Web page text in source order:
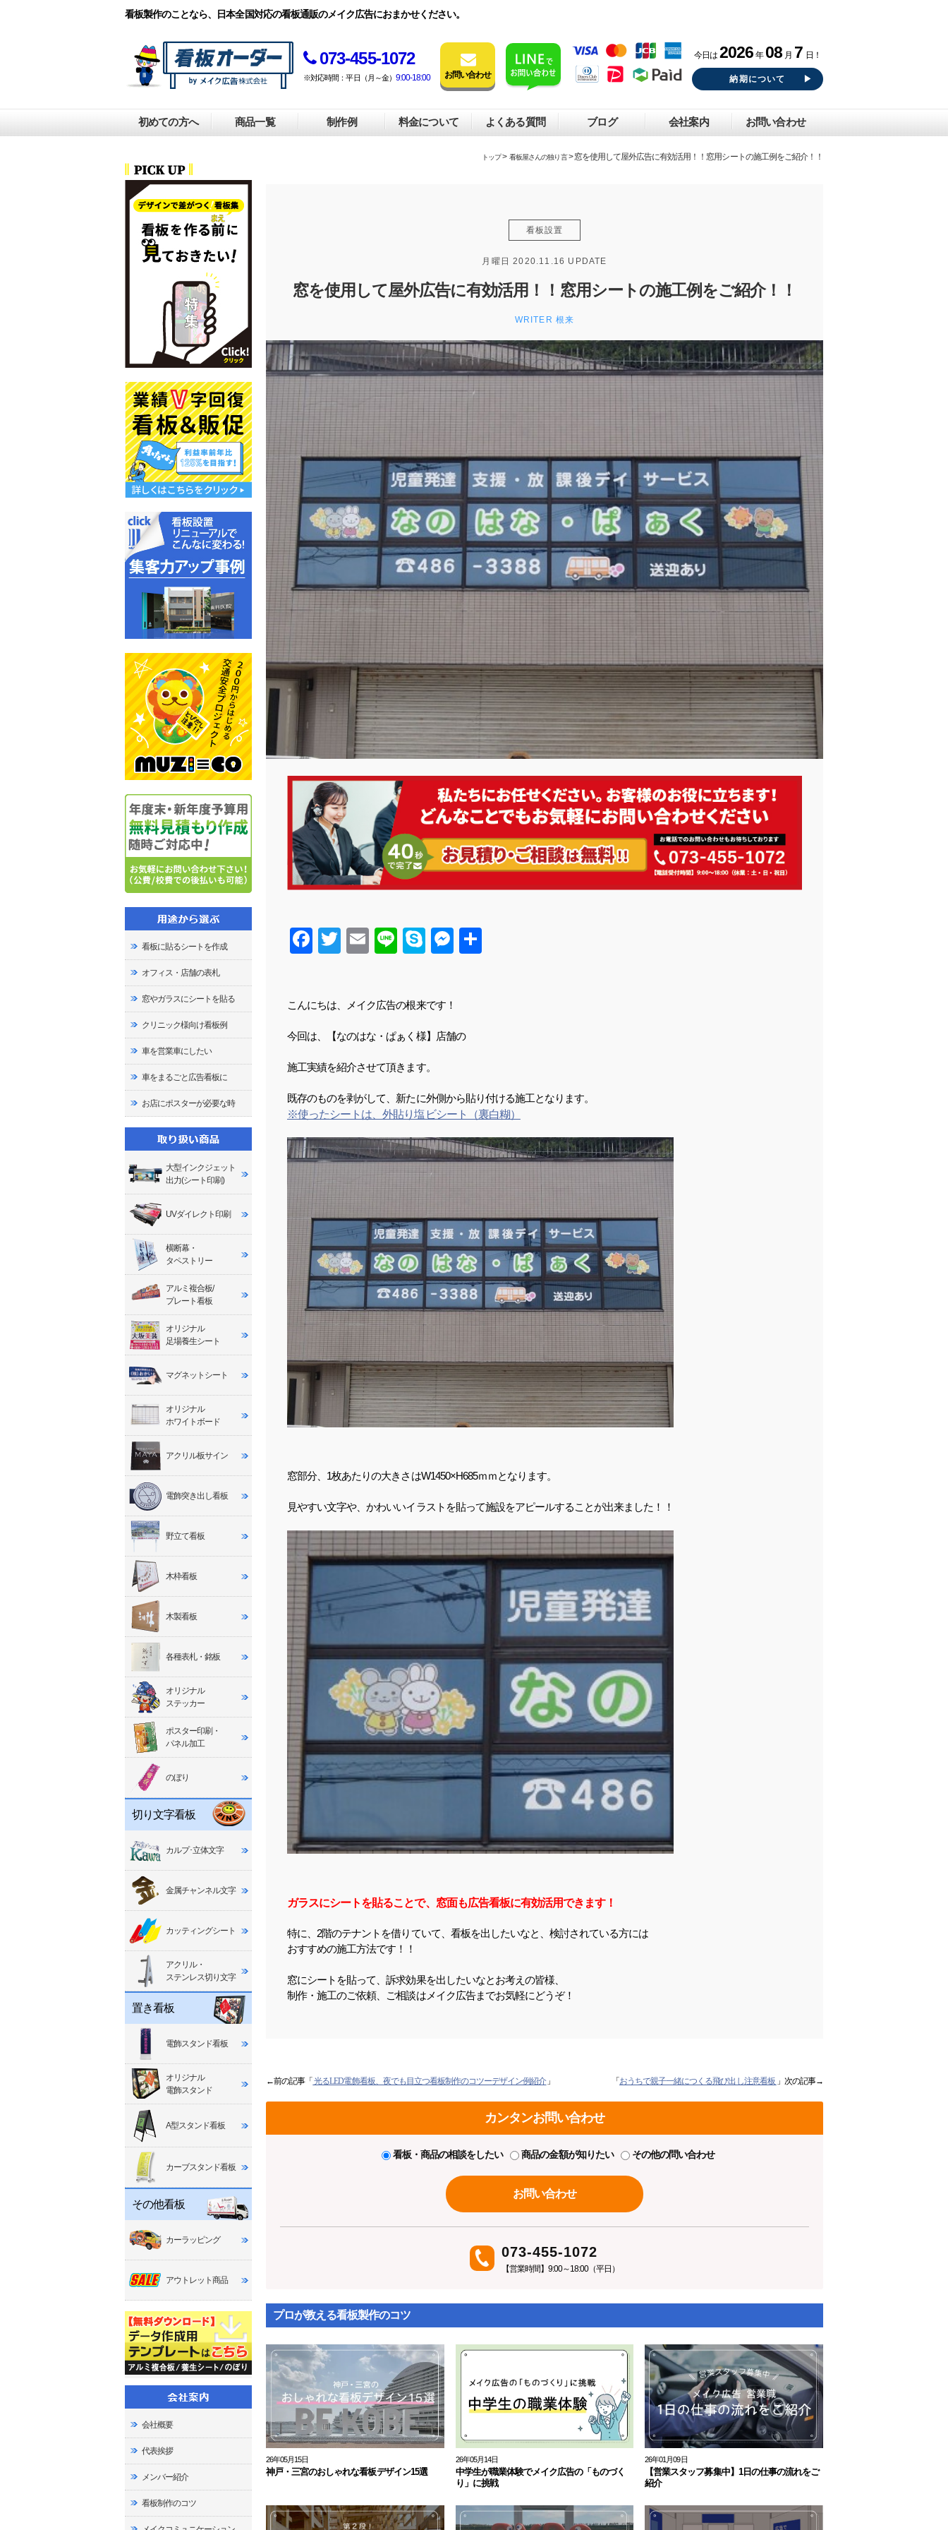
看板製作のことなら、日本全国対応の看板通販のメイク広告におまかせください。
073-455-1072
※対応時間：平日（月～金） 9:00-18:00 お問い合わせ
今日は 2026 年 08 月 7 日！
納期について
初めての方へ 商品一覧 制作例 料金について よくある質問 ブログ 会社案内 お問い合わせ
トップ>看板屋さんの独り言> 窓を使用して屋外広告に有効活用！！窓用シートの施工例をご紹介！！
看板設置
月曜日 2020.11.16 UPDATE
窓を使用して屋外広告に有効活用！！窓用シートの施工例をご紹介！！
WRITER 根来
FacebookTwitter Email Line Skype Messenger
こんにちは、メイク広告の根来です！
今回は、【なのはな・ぱぁく様】店舗の
施工実績を紹介させて頂きます。
既存のものを剥がして、新たに外側から貼り付ける施工となります。
※使ったシートは、外貼り塩ビシート（裏白糊）
窓部分、1枚あたりの大きさはW1450×H685ｍｍとなります。
見やすい文字や、かわいいイラストを貼って施設をアピールすることが出来ました！！
ガラスにシートを貼ることで、窓面も広告看板に有効活用できます！
特に、2階のテナントを借りていて、看板を出したいなと、検討されている方には
おすすめの施工方法です！！
窓にシートを貼って、訴求効果を出したいなとお考えの皆様、
制作・施工のご依頼、ご相談はメイク広告までお気軽にどうぞ！
「 おうちで親子一緒につくる飛び出し注意看板 」次の記事→
←前の記事「 光るLED電飾看板、夜でも目立つ看板制作のコツーデザイン例紹介」
カンタンお問い合わせ
看板・商品の相談をしたい 商品の金額が知りたい その他の問い合わせ
お問い合わせ
073-455-1072
【営業時間】9:00～18:00（平日）
プロが教える看板製作のコツ
26年05月15日
神戸・三宮のおしゃれな看板デザイン15選
26年05月14日
中学生が職業体験でメイク広告の「ものづく
り」に挑戦
26年01月09日
【営業スタッフ募集中】1日の仕事の流れをご
紹介
看板に貼るシートを作成
オフィス・店舗の表札
窓やガラスにシートを貼る
クリニック様向け看板例
車を営業車にしたい
車をまるごと広告看板に
お店にポスターが必要な時
大型インクジェット
出力(シート印刷)
UVダイレクト印刷
横断幕・
タペストリー
アルミ複合板/
プレート看板
オリジナル
足場養生シート
マグネットシート
オリジナル
ホワイトボード
アクリル板サイン
電飾突き出し看板
野立て看板
木枠看板
木製看板
各種表札・銘板
オリジナル
ステッカー
ポスター印刷・
パネル加工
のぼり
切り文字看板
カルプ･立体文字
金属チャンネル文字
カッティングシート
アクリル・
ステンレス切り文字
置き看板
電飾スタンド看板
オリジナル
電飾スタンド
A型スタンド看板
カーブスタンド看板
その他看板
カーラッピング
アウトレット商品
会社概要
代表挨拶
メンバー紹介
看板制作のコツ